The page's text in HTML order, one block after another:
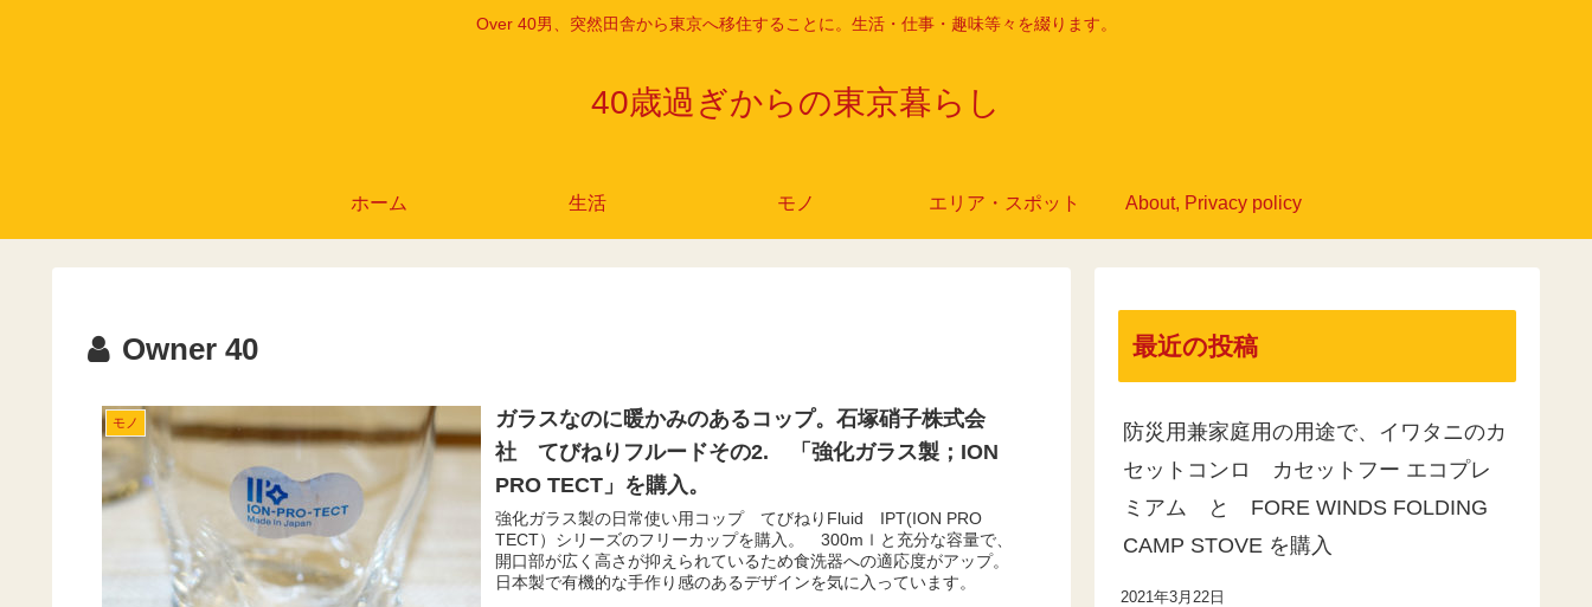
Over 40男、突然田舎から東京へ移住することに。生活・仕事・趣味等々を綴ります。
40歳過ぎからの東京暮らし
ホーム 生活 モノ エリア・スポット About, Privacy policy
Owner 40
モノ
ガラスなのに暖かみのあるコップ。石塚硝子株式会
社 てびねりフルードその2. 「強化ガラス製；ION
PRO TECT」を購入。
強化ガラス製の日常使い用コップ てびねりFluid IPT(ION PRO
TECT）シリーズのフリーカップを購入。 300mｌと充分な容量で、
開口部が広く高さが抑えられているため食洗器への適応度がアップ。
日本製で有機的な手作り感のあるデザインを気に入っています。
最近の投稿
防災用兼家庭用の用途で、イワタニのカ
セットコンロ カセットフー エコプレ
ミアム と FORE WINDS FOLDING
CAMP STOVE を購入
2021年3月22日